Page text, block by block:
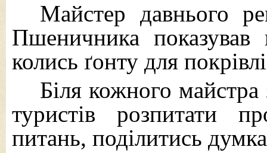
Майстер давнього
Пшеничника показував
колись ґонту для
Біля кожного
туристів розпитати
питань, поділитись